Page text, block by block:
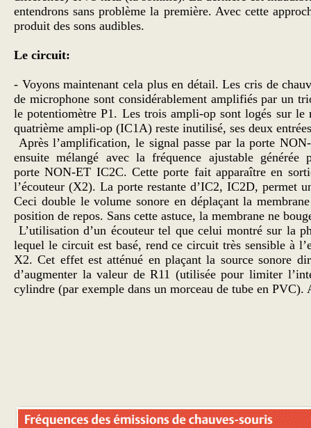
entendrons sans problème la première. Avec cette
produit des sons audibles.
Le circuit:
- Voyons maintenant cela plus en détail. Les cris de
de microphone sont considérablement amplifiés par un
le potentiomètre P1. Les trois ampli-op sont logés sur
quatrième ampli-op (IC1A) reste inutilisé, ses deux
Après l’amplification, le signal passe par la porte
ensuite mélangé avec la fréquence ajustable
porte NON-ET IC2C. Cette porte fait apparaître en
l’écouteur (X2). La porte restante d’IC2, IC2D, permet
Ceci double le volume sonore en déplaçant la
position de repos. Sans cette astuce, la membrane ne
L’utilisation d’un écouteur tel que celui montré sur la
lequel le circuit est basé, rend ce circuit très sensible à
X2. Cet effet est atténué en plaçant la source sonore
d’augmenter la valeur de R11 (utilisée pour limiter
cylindre (par exemple dans un morceau de tube en